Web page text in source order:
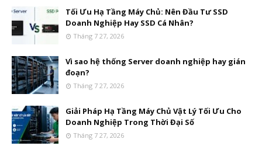
Tối Ưu Hạ Tầng Máy Chủ: Nên Đầu Tư SSD
Doanh Nghiệp Hay SSD Cá Nhân?
Tháng 7 27, 2026
Vì sao hệ thống Server doanh nghiệp hay gián
đoạn?
Tháng 7 27, 2026
Giải Pháp Hạ Tầng Máy Chủ Vật Lý Tối Ưu Cho
Doanh Nghiệp Trong Thời Đại Số
Tháng 7 27, 2026